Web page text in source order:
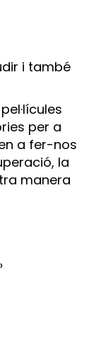
i també
per a
a fer-nos
la
manera